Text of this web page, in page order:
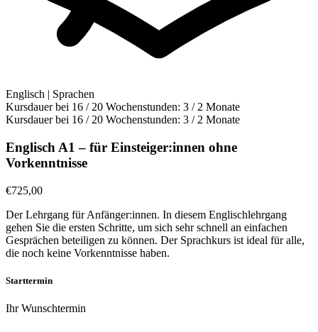
Englisch | Sprachen
Kursdauer bei 16 / 20 Wochenstunden: 3 / 2 Monate
Kursdauer bei 16 / 20 Wochenstunden: 3 / 2 Monate
Englisch A1 – für Einsteiger:innen ohne
Vorkenntnisse
€725,00
Der Lehrgang für Anfänger:innen. In diesem Englischlehrgang
gehen Sie die ersten Schritte, um sich sehr schnell an einfachen
Gesprächen beteiligen zu können. Der Sprachkurs ist ideal für alle,
die noch keine Vorkenntnisse haben.
Starttermin
Ihr Wunschtermin